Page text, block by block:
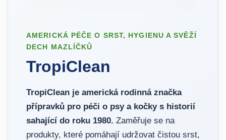
AMERICKÁ PÉČE O SRST, HYGIENU A SVĚŽÍ
DECH MAZLÍČKŮ
TropiClean
TropiClean je americká rodinná značka
přípravků pro péči o psy a kočky s historií
sahající do roku 1980. Zaměřuje se na
produkty, které pomáhají udržovat čistou srst,